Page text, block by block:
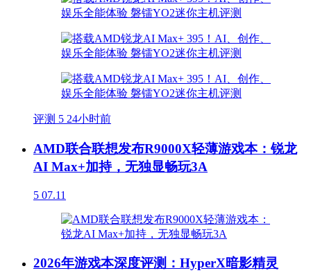
评测 5 24小时前
AMD联合联想发布R9000X轻薄游戏本：锐龙
AI Max+加持，无独显畅玩3A
5 07.11
2026年游戏本深度评测：HyperX暗影精灵